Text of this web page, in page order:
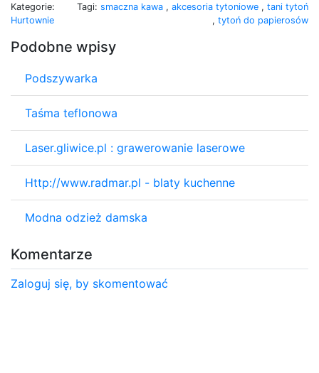
Kategorie:
Hurtownie
Tagi: smaczna kawa , akcesoria tytoniowe , tani tytoń
, tytoń do papierosów
Podobne wpisy
Podszywarka
Taśma teflonowa
Laser.gliwice.pl : grawerowanie laserowe
Http://www.radmar.pl - blaty kuchenne
Modna odzież damska
Komentarze
Zaloguj się, by skomentować